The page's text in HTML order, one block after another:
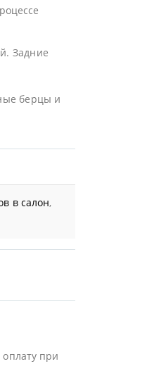
Задние
берцы и
в салон,
при